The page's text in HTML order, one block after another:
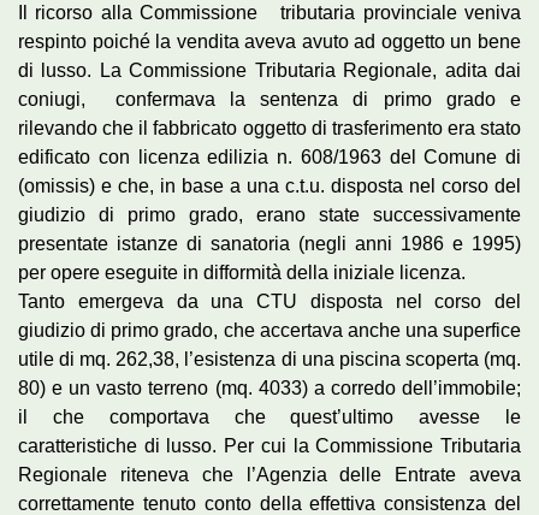
Il ricorso alla Commissione tributaria provinciale veniva
respinto poiché la vendita aveva avuto ad oggetto un bene
di lusso. La Commissione Tributaria Regionale, adita dai
coniugi, confermava la sentenza di primo grado e
rilevando che il fabbricato oggetto di trasferimento era stato
edificato con licenza edilizia n. 608/1963 del Comune di
(omissis) e che, in base a una c.t.u. disposta nel corso del
giudizio di primo grado, erano state successivamente
presentate istanze di sanatoria (negli anni 1986 e 1995)
per opere eseguite in difformità della iniziale licenza.
Tanto emergeva da una CTU disposta nel corso del
giudizio di primo grado, che accertava anche una superfice
utile di mq. 262,38, l’esistenza di una piscina scoperta (mq.
80) e un vasto terreno (mq. 4033) a corredo dell’immobile;
il che comportava che quest’ultimo avesse le
caratteristiche di lusso. Per cui la Commissione Tributaria
Regionale riteneva che l’Agenzia delle Entrate aveva
correttamente tenuto conto della effettiva consistenza del